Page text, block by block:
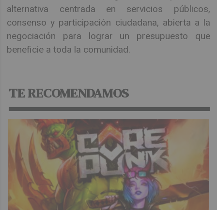
alternativa centrada en servicios públicos,
consenso y participación ciudadana, abierta a la
negociación para lograr un presupuesto que
beneficie a toda la comunidad.
TE RECOMENDAMOS